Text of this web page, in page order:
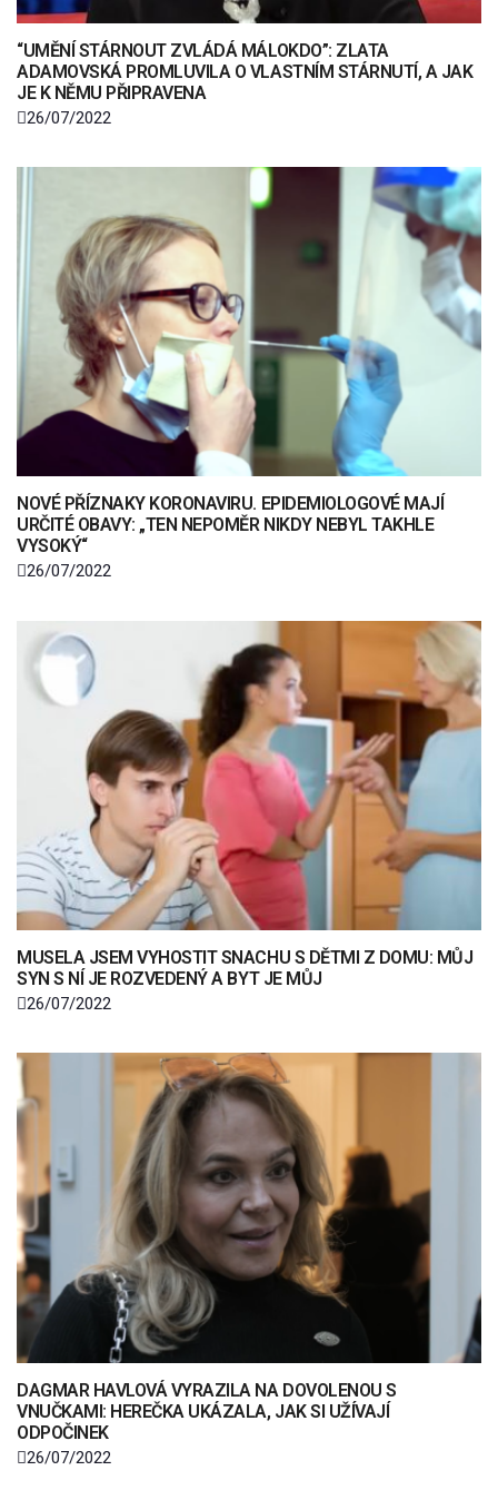
“UMĚNÍ STÁRNOUT ZVLÁDÁ MÁLOKDO”: ZLATA
ADAMOVSKÁ PROMLUVILA O VLASTNÍM STÁRNUTÍ, A JAK
JE K NĚMU PŘIPRAVENA
26/07/2022
NOVÉ PŘÍZNAKY KORONAVIRU. EPIDEMIOLOGOVÉ MAJÍ
URČITÉ OBAVY: „TEN NEPOMĚR NIKDY NEBYL TAKHLE
VYSOKÝ“
26/07/2022
MUSELA JSEM VYHOSTIT SNACHU S DĚTMI Z DOMU: MŮJ
SYN S NÍ JE ROZVEDENÝ A BYT JE MŮJ
26/07/2022
DAGMAR HAVLOVÁ VYRAZILA NA DOVOLENOU S
VNUČKAMI: HEREČKA UKÁZALA, JAK SI UŽÍVAJÍ
ODPOČINEK
26/07/2022